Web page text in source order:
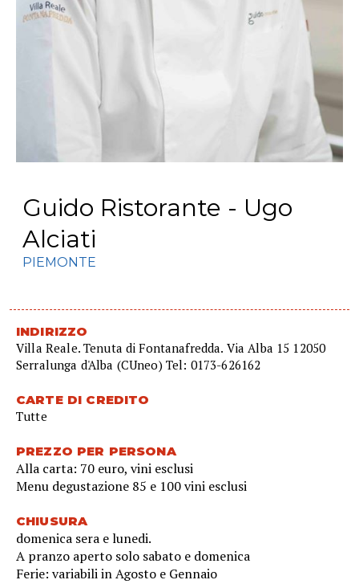
Guido Ristorante - Ugo
Alciati
PIEMONTE
INDIRIZZO
Villa Reale. Tenuta di Fontanafredda. Via Alba 15 12050
Serralunga d'Alba (CUneo) Tel: 0173-626162
CARTE DI CREDITO
Tutte
PREZZO PER PERSONA
Alla carta: 70 euro, vini esclusi
Menu degustazione 85 e 100 vini esclusi
CHIUSURA
domenica sera e lunedi.
A pranzo aperto solo sabato e domenica
Ferie: variabili in Agosto e Gennaio